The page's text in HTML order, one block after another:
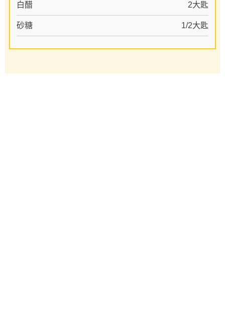
白醋 2大匙
砂糖 1/2大匙